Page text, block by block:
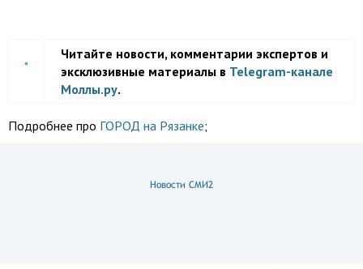
Читайте новости, комментарии экспертов и
эксклюзивные материалы в Telegram-канале
Моллы.ру.
Подробнее про ГОРОД на Рязанке;
Новости СМИ2